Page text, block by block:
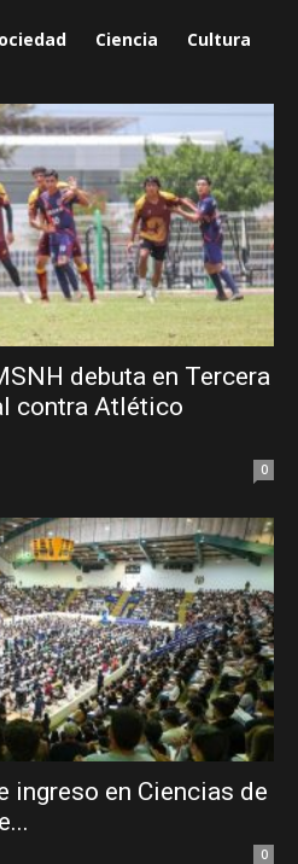
Ciencia Cultura
debuta en Tercera
contra Atlético
0
ingreso en Ciencias de
0